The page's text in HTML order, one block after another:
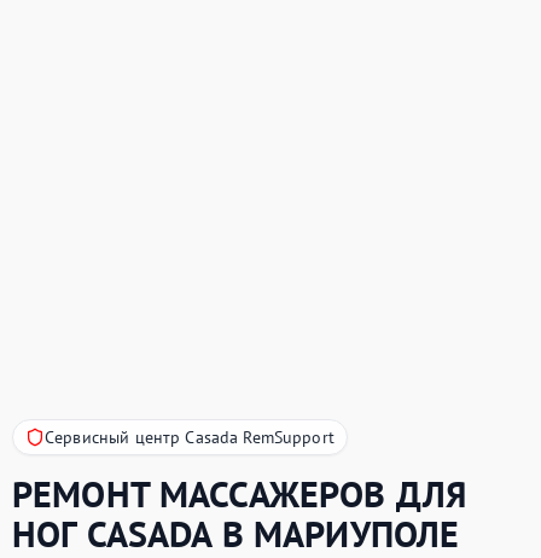
Сервисный центр Casada RemSupport
РЕМОНТ МАССАЖЕРОВ ДЛЯ
НОГ CASADAВ МАРИУПОЛЕ